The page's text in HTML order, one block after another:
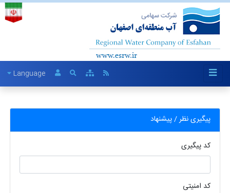
Language
پیگیری نظر / پیشنهاد
کد پیگیری
کد امنیتی